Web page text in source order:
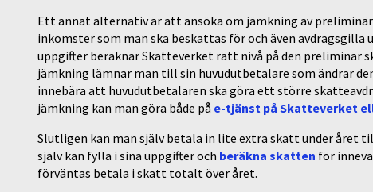
Ett annat alternativ är att ansöka om jämkning av
inkomster som man ska beskattas för och även
uppgifter beräknar Skatteverket rätt nivå på den preliminär
jämkning lämnar man till sin huvudutbetalare som ändrar
innebära att huvudutbetalaren ska göra ett större
jämkning kan man göra både på e-tjänst på Skatteverket
Slutligen kan man själv betala in lite extra skatt under året
själv kan fylla i sina uppgifter och beräkna skatten för
förväntas betala i skatt totalt över året.